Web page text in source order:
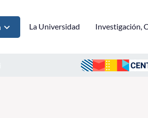
La Universidad Investigación,